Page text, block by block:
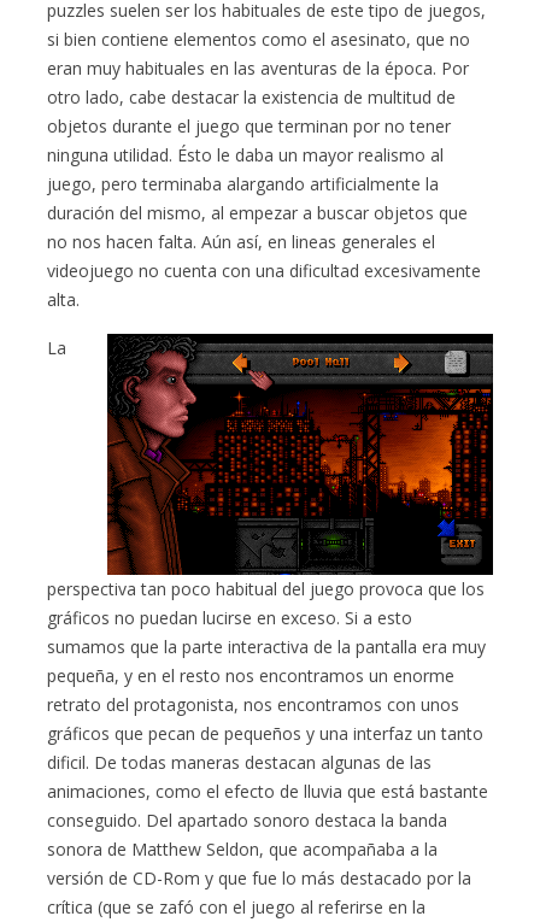
puzzles suelen ser los habituales de este tipo de juegos,
si bien contiene elementos como el asesinato, que no
eran muy habituales en las aventuras de la época. Por
otro lado, cabe destacar la existencia de multitud de
objetos durante el juego que terminan por no tener
ninguna utilidad. Ésto le daba un mayor realismo al
juego, pero terminaba alargando artificialmente la
duración del mismo, al empezar a buscar objetos que
no nos hacen falta. Aún así, en lineas generales el
videojuego no cuenta con una dificultad excesivamente
alta.
La
perspectiva tan poco habitual del juego provoca que los
gráficos no puedan lucirse en exceso. Si a esto
sumamos que la parte interactiva de la pantalla era muy
pequeña, y en el resto nos encontramos un enorme
retrato del protagonista, nos encontramos con unos
gráficos que pecan de pequeños y una interfaz un tanto
dificil. De todas maneras destacan algunas de las
animaciones, como el efecto de lluvia que está bastante
conseguido. Del apartado sonoro destaca la banda
sonora de Matthew Seldon, que acompañaba a la
versión de CD-Rom y que fue lo más destacado por la
crítica (que se zafó con el juego al referirse en la